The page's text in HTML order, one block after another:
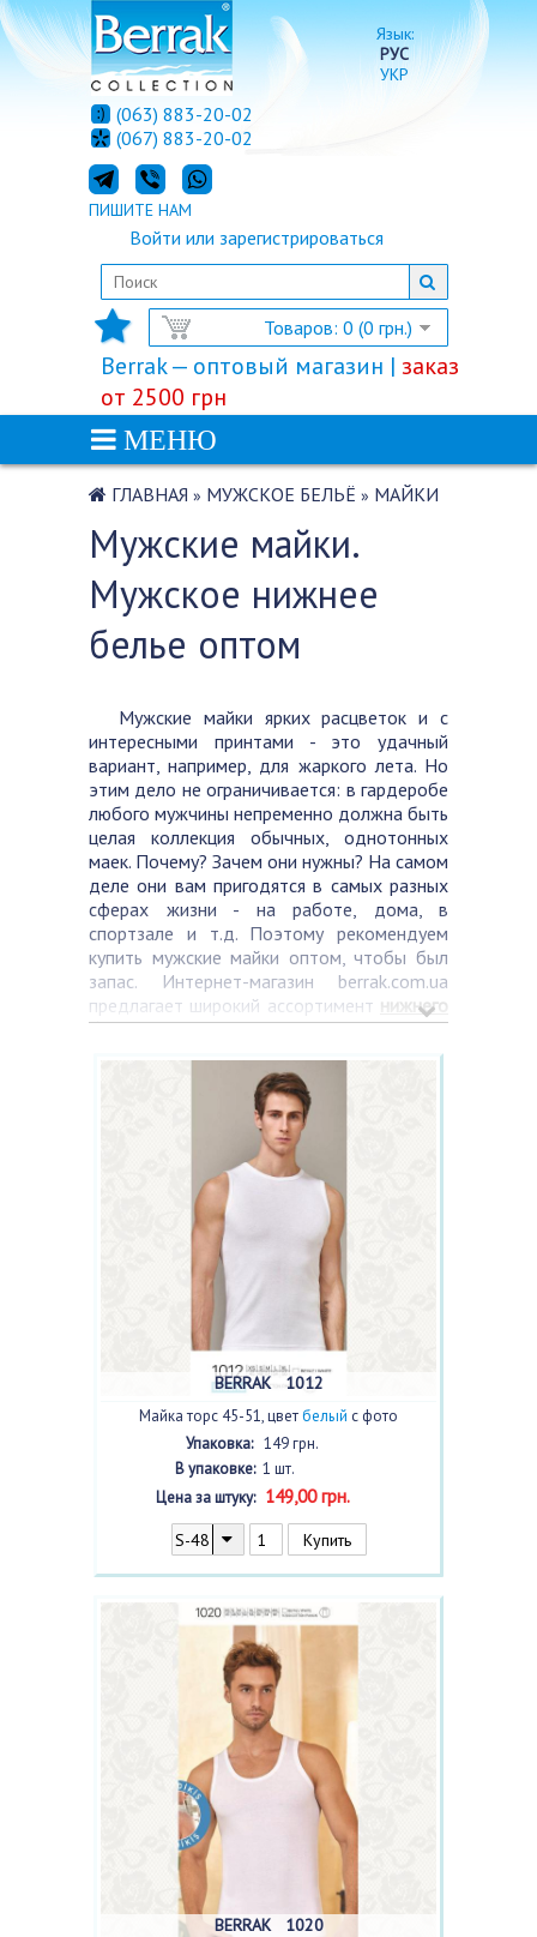
Язык:
РУС
УКР
Товаров: 0 (0 грн.)
Войти или зарегистрироваться
(063) 883-20-02
(067) 883-20-02
ПИШИТЕ НАМ
Berrak — оптовый магазин | заказ
от 2500 грн
МЕНЮ
ГЛАВНАЯ » МУЖСКОЕ БЕЛЬЁ » МАЙКИ
Мужские майки.
Мужское нижнее
белье оптом
Мужские майки ярких расцветок и с
интересными принтами - это удачный
вариант, например, для жаркого лета. Но
этим дело не ограничивается: в гардеробе
любого мужчины непременно должна быть
целая коллекция обычных, однотонных
маек. Почему? Зачем они нужны? На самом
деле они вам пригодятся в самых разных
сферах жизни - на работе, дома, в
спортзале и т.д. Поэтому рекомендуем
купить мужские майки оптом, чтобы был
запас. Интернет-магазин berrak.com.ua
предлагает широкий ассортимент нижнего
белья для мужчин, женщин и детей. Здесь
вы можете приобрести по выгодным
ценам термобелье, трусы, майки,
футболки, пижамы, одежду для дома и
BERRAK 1012
Майка торс 45-51, цветбелый с фото
Упаковка: 149 грн.
В упаковке:1 шт.
Цена за штуку:149,00 грн.
BERRAK 1020